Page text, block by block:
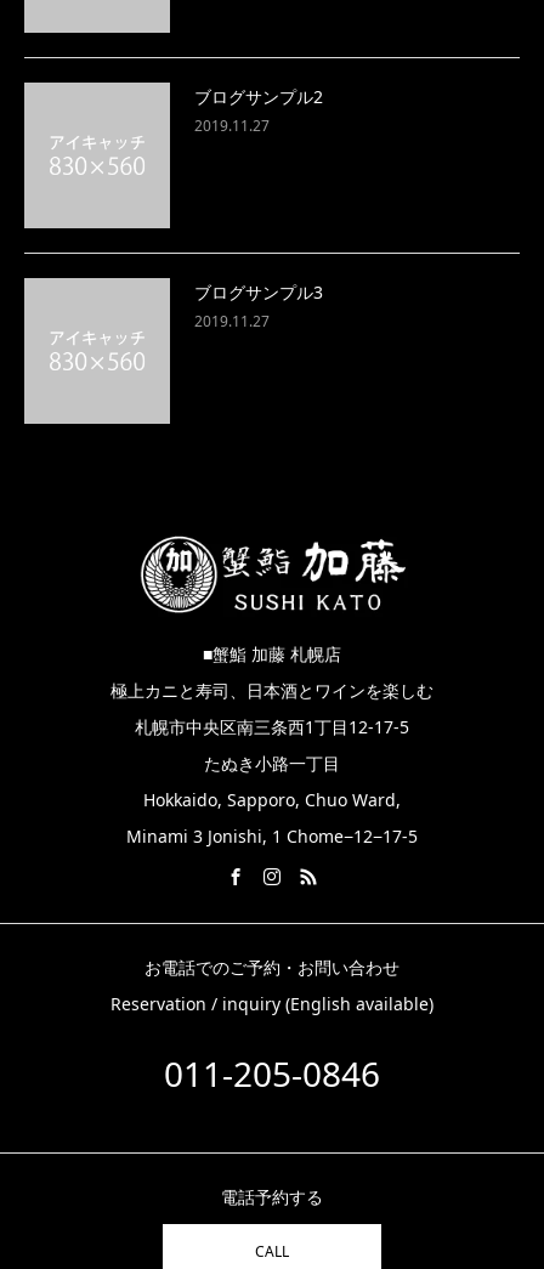
ブログサンプル2
2019.11.27
ブログサンプル3
2019.11.27
■蟹鮨 加藤 札幌店
極上カニと寿司、日本酒とワインを楽しむ
札幌市中央区南三条西1丁目12-17-5
たぬき小路一丁目
Hokkaido, Sapporo, Chuo Ward,
Minami 3 Jonishi, 1 Chome−12−17-5
お電話でのご予約・お問い合わせ
Reservation / inquiry (English available)
011-205-0846
電話予約する
CALL